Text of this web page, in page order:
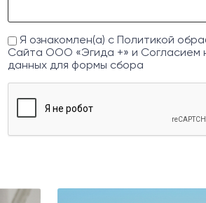
Я ознакомлен(а) с Политикой
Сайта ООО «Эгида +» и Согласием
данных для формы сбора